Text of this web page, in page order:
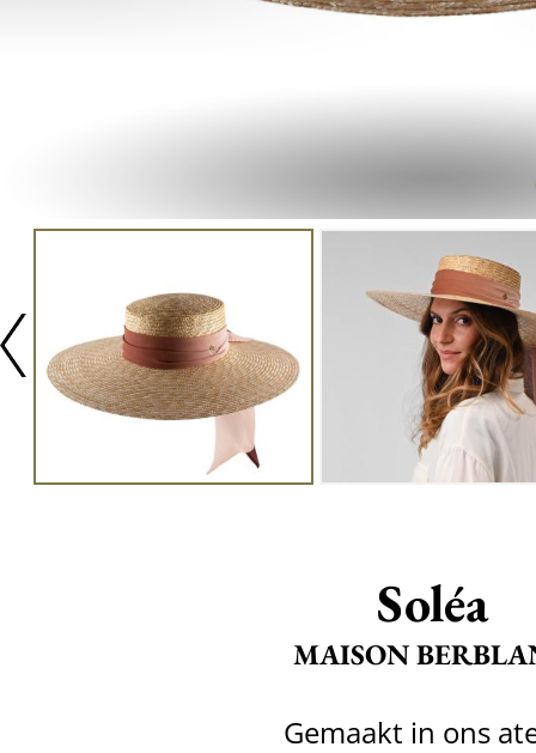
Soléa
MAISON
Gemaakt in ons